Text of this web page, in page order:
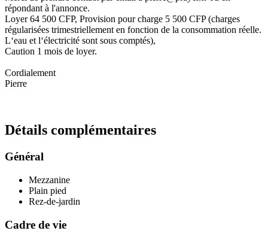
répondant à l'annonce.
Loyer 64 500 CFP, Provision pour charge 5 500 CFP (charges
régularisées trimestriellement en fonction de la consommation réelle.
L‘eau et l‘électricité sont sous comptés),
Caution 1 mois de loyer.
Cordialement
Pierre
Détails complémentaires
Général
Mezzanine
Plain pied
Rez-de-jardin
Cadre de vie